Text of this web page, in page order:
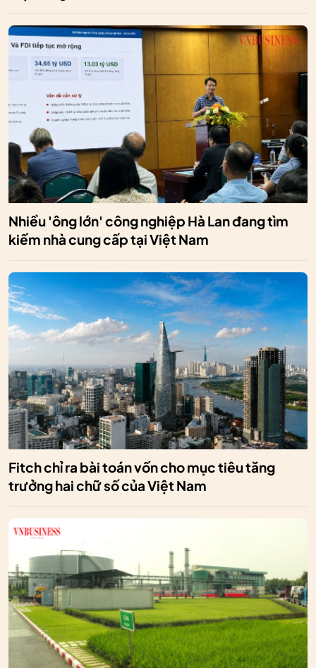
Nhiều 'ông lớn' công nghiệp Hà Lan đang tìm
kiếm nhà cung cấp tại Việt Nam
Fitch chỉ ra bài toán vốn cho mục tiêu tăng
trưởng hai chữ số của Việt Nam